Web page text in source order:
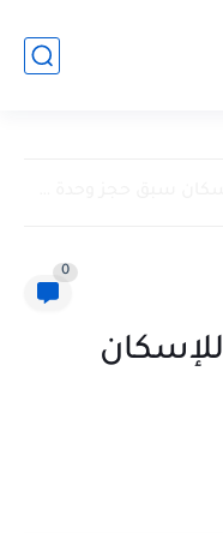
0
هل أرقام الإعلان 18 للإسكان